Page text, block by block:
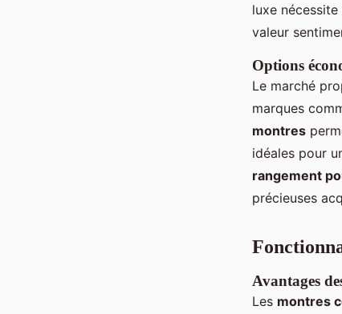
luxe
valeur
Options
Le marché
marques
montres
idéales pour
rangement
précieuses
Avantages
Les montres